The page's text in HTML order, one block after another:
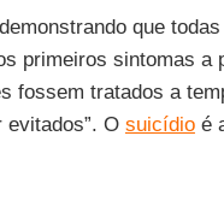
que
primeiros sintomas a
fossem tratados a
evitados”. O suicídioé